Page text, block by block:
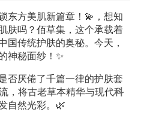
东方美肌新篇章！💫，想知
肤吗？佰草集，这个承载着
国传统护肤的奥秘。今天，
神秘面纱！✨
否厌倦了千篇一律的护肤套
，将古老草本精华与现代科
自然光彩。🌿